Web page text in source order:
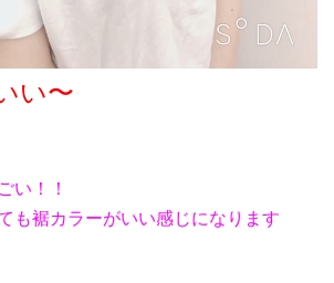
い〜
い！！
も裾カラーがいい感じになります